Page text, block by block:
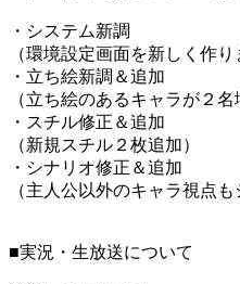
・システム新調
（環境設定画面を新しく作り
・立ち絵新調＆追加
（立ち絵のあるキャラが２名
・スチル修正＆追加
（新規スチル２枚追加）
・シナリオ修正＆追加
（主人公以外のキャラ視点も
■実況・生放送について